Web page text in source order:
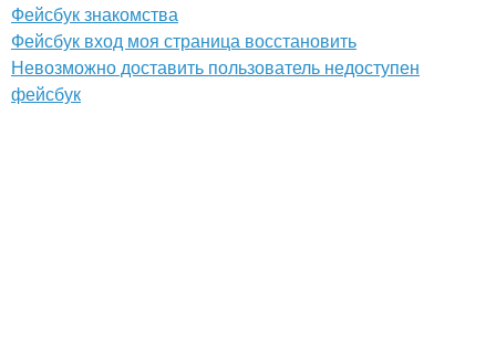
Фейсбук знакомства
Фейсбук вход моя страница восстановить
Невозможно доставить пользователь недоступен
фейсбук